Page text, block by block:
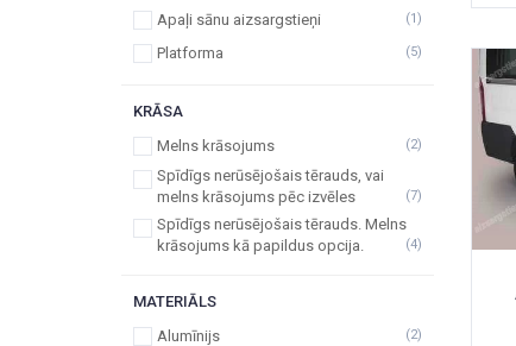
Apaļi sānu aizsargstieņi (1)
Platforma (5)
KRĀSA
Melns krāsojums
(2)
Spīdīgs nerūsējošais tērauds, vai
melns krāsojums pēc izvēles
(7)
Spīdīgs nerūsējošais tērauds. Melns
krāsojums kā papildus opcija.
(4)
MATERIĀLS
Alumīnijs
(2)